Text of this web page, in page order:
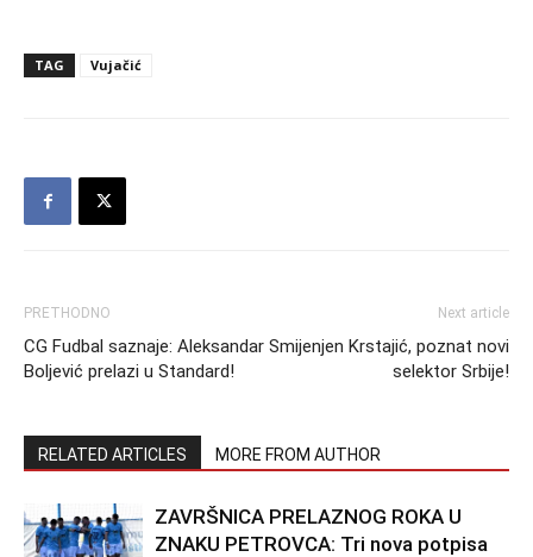
TAG Vujačić
PRETHODNO
CG Fudbal saznaje: Aleksandar
Boljević prelazi u Standard!
Next article
Smijenjen Krstajić, poznat novi
selektor Srbije!
RELATED ARTICLES MORE FROM AUTHOR
ZAVRŠNICA PRELAZNOG ROKA U
ZNAKU PETROVCA: Tri nova potpisa